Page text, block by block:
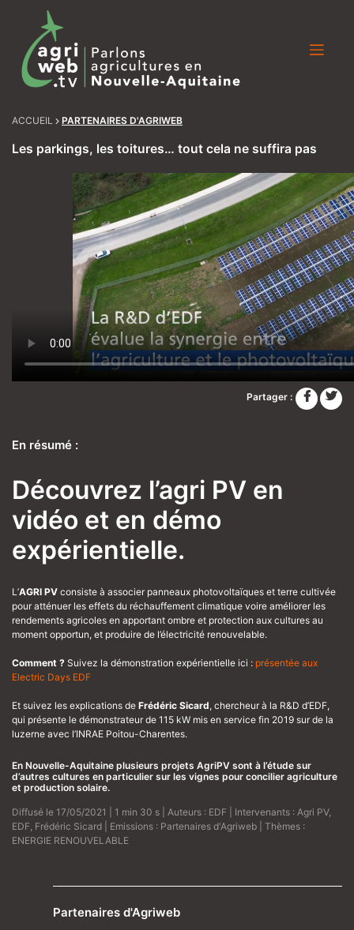
ACCUEIL PARTENAIRES D'AGRIWEB
Les parkings, les toitures… tout cela ne suffira pas
Partager :
En résumé :
Découvrez l’agri PV en
vidéo et en démo
expérientielle.
L’AGRI PV consiste à associer panneaux photovoltaïques et terre cultivée
pour atténuer les effets du réchauffement climatique voire améliorer les
rendements agricoles en apportant ombre et protection aux cultures au
moment opportun, et produire de l’électricité renouvelable.
Comment ? Suivez la démonstration expérientielle ici : présentée aux
Electric Days EDF
Et suivez les explications de Frédéric Sicard, chercheur à la R&D d’EDF,
qui présente le démonstrateur de 115 kW mis en service fin 2019 sur de la
luzerne avec l’INRAE Poitou-Charentes.
En Nouvelle-Aquitaine plusieurs projets AgriPV sont à l’étude sur
d’autres cultures en particulier sur les vignes pour concilier agriculture
et production solaire.
Diffusé le 17/05/2021 | 1 min 30 s | Auteurs : EDF | Intervenants : Agri PV,
EDF Frédéric Sicard | Emissions : Partenaires d'Agriweb | Thèmes :
ENERGIE RENOUVELABLE
Partenaires d'Agriweb